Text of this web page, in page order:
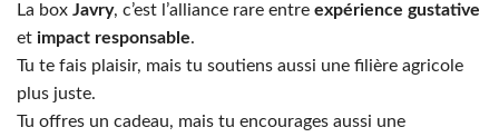
La box Javry, c’est l’alliance rare entre expérience gustative
et impact responsable.
Tu te fais plaisir, mais tu soutiens aussi une filière agricole
plus juste.
Tu offres un cadeau, mais tu encourages aussi une